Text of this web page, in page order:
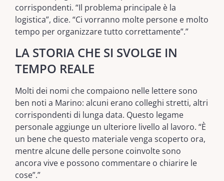
corrispondenti. “Il problema principale è la
logistica”, dice. “Ci vorranno molte persone e molto
tempo per organizzare tutto correttamente”.”
LA STORIA CHE SI SVOLGE IN
TEMPO REALE
Molti dei nomi che compaiono nelle lettere sono
ben noti a Marino: alcuni erano colleghi stretti, altri
corrispondenti di lunga data. Questo legame
personale aggiunge un ulteriore livello al lavoro. “È
un bene che questo materiale venga scoperto ora,
mentre alcune delle persone coinvolte sono
ancora vive e possono commentare o chiarire le
cose”.”